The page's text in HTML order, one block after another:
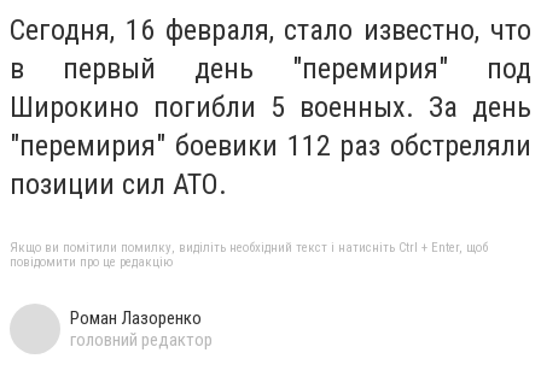
Сегодня, 16 февраля, стало известно, что
в первый день "перемирия" под
Широкино погибли 5 военных. За день
"перемирия" боевики 112 раз обстреляли
позиции сил АТО.
Якщо ви помітили помилку, виділіть необхідний текст і натисніть Ctrl + Enter, щоб
повідомити про це редакцію
Роман Лазоренко
головний редактор